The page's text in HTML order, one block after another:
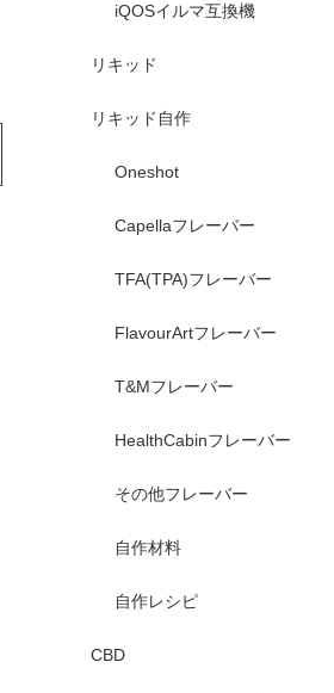
iQOSイルマ互換機
リキッド
リキッド自作
Oneshot
Capellaフレーバー
TFA(TPA)フレーバー
FlavourArtフレーバー
T&Mフレーバー
HealthCabinフレーバー
その他フレーバー
自作材料
自作レシピ
CBD